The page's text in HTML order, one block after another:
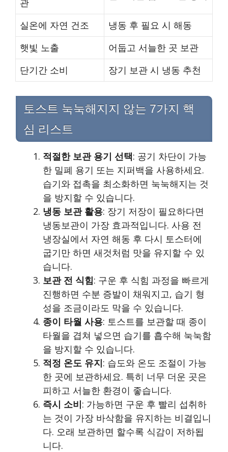
실온에 자연 건조
냉동 후 필요 시 해동
햇빛 노출
어둡고 서늘한 곳 보관
단기간 소비
장기 보관 시 냉동 추천
토스트 눅눅해지지 않는 7가지 핵
심 리스트
적절한 보관 용기 선택: 공기 차단이 가능
한 밀폐 용기 또는 지퍼백을 사용하세요.
습기와 접촉을 최소화하면 눅눅해지는 것
을 방지할 수 있습니다.
냉동 보관 활용: 장기 저장이 필요하다면
냉동보관이 가장 효과적입니다. 사용 전
냉장실에서 자연 해동 후 다시 토스터에
굽기만 하면 새것처럼 맛을 유지할 수 있
습니다.
보관 전 식힘: 구운 후 식힘 과정을 빠르게
진행하면 수분 증발이 채워지고, 습기 형
성을 조금이라도 막을 수 있습니다.
종이 타월 사용: 토스트를 보관할 때 종이
타월을 겹쳐 넣으면 습기를 흡수해 눅눅함
을 방지할 수 있습니다.
적정 온도 유지: 습도와 온도 조절이 가능
한 곳에 보관하세요. 특히 너무 더운 곳은
피하고 서늘한 환경이 좋습니다.
즉시 소비: 가능하면 구운 후 빨리 섭취하
는 것이 가장 바삭함을 유지하는 비결입니
다. 오래 보관하면 할수록 식감이 저하됩
니다.